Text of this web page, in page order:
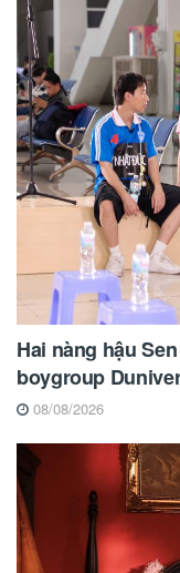
Hai nàng hậu
boygroup
08/08/2026